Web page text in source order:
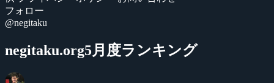
フォロー
@negitaku
negitaku.org5月度ランキング